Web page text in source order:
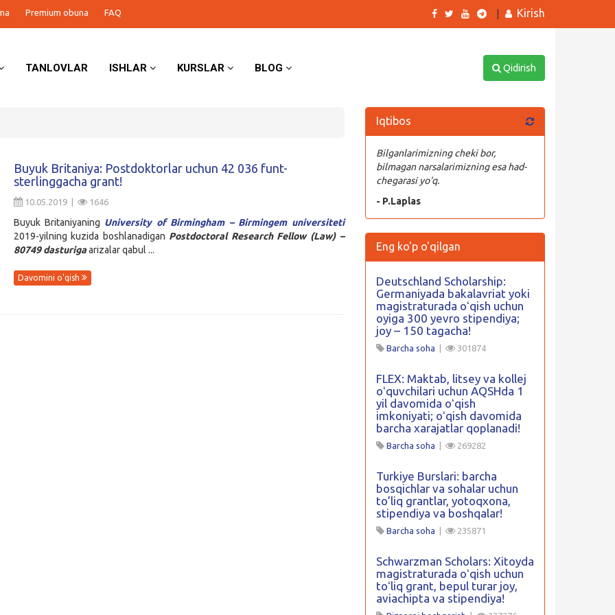
Premium obuna FAQ Kirish
TANLOVLAR ISHLAR KURSLAR BLOG Qidirish
Buyuk Britaniya: Postdoktorlar uchun 42 036 funt-
sterlinggacha grant!
10.05.2019 | 1646
Buyuk Britaniyaning University of Birmingham – Birmingem universiteti
2019-yilning kuzida boshlanadigan Postdoctoral Research Fellow (Law) –
80749dasturigaarizalar qabul ...
Davomini o'qish
Iqtibos
Bilganlarimizning cheki bor,
bilmagan narsalarimizning esa had-
chegarasi yo‘q.
- P.Laplas
Eng ko'p o'qilgan
Deutschland Scholarship:
Germaniyada bakalavriat yoki
magistraturada oʻqish uchun
oyiga 300 yevro stipendiya;
joy – 150 tagacha!
Barcha soha 301874
FLEX: Maktab, litsey va kollej
oʻquvchilari uchun AQSHda 1
yil davomida oʻqish
imkoniyati; oʻqish davomida
barcha xarajatlar qoplanadi!
Barcha soha 269282
Turkiye Burslari: barcha
bosqichlar va sohalar uchun
to’liq grantlar, yotoqxona,
stipendiya va boshqalar!
Barcha soha 235871
Schwarzman Scholars: Xitoyda
magistraturada oʻqish uchun
toʻliq grant, bepul turar joy,
aviachipta va stipendiya!